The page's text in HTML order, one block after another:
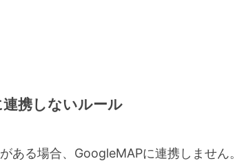
携しないルール
ある場合、GoogleMAPに連携しません。